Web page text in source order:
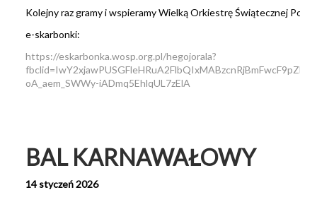
Kolejny raz gramy i wspieramy Wielką Orkiestrę Świątecznej
e-skarbonki:
https://eskarbonka.wosp.org.pl/hegojorala?
oA_aem_SWWy-iADmq5EhlqUL7zElA
BAL KARNAWAŁOWY
14 styczeń 2026